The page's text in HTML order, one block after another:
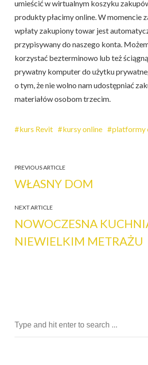
umieścić w wirtualnym koszyku
produkty płacimy online. W momencie
wpłaty zakupiony towar jest
przypisywany do naszego konta.
korzystać bezterminowo lub też
prywatny komputer do użytku
o tym, że nie wolno nam udostępniać
materiałów osobom trzecim.
kurs Revit kursy online platformy
PREVIOUS ARTICLE
WŁASNY DOM
NEXT ARTICLE
NOWOCZESNA
NIEWIELKIM METRAŻU